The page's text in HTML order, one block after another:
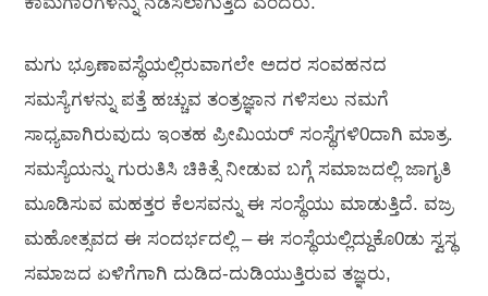
ಮಗು ಭ್ರೂಣಾವಸ್ಥೆಯಲ್ಲಿರುವಾಗಲೇ ಅದರ ಸಂವಹನದ
ಸಮಸ್ಯೆಗಳನ್ನು ಪತ್ತೆ ಹಚ್ಚುವ ತಂತ್ರಜ್ಞಾನ ಗಳಿಸಲು ನಮಗೆ
ಸಾಧ್ಯವಾಗಿರುವುದು ಇಂತಹ ಪ್ರೀಮಿಯರ್ ಸಂಸ್ಥೆಗಳಿ0ದಾಗಿ ಮಾತ್ರ.
ಸಮಸ್ಯೆಯನ್ನು ಗುರುತಿಸಿ ಚಿಕಿತ್ಸೆ ನೀಡುವ ಬಗ್ಗೆ ಸಮಾಜದಲ್ಲಿ ಜಾಗೃತಿ
ಮೂಡಿಸುವ ಮಹತ್ತರ ಕೆಲಸವನ್ನು ಈ ಸಂಸ್ಥೆಯು ಮಾಡುತ್ತಿದೆ. ವಜ್ರ
ಮಹೋತ್ಸವದ ಈ ಸಂದರ್ಭದಲ್ಲಿ – ಈ ಸಂಸ್ಥೆಯಲ್ಲಿದ್ದುಕೊ0ಡು ಸ್ವಸ್ಥ
ಸಮಾಜದ ಏಳಿಗೆಗಾಗಿ ದುಡಿದ-ದುಡಿಯುತ್ತಿರುವ ತಜ್ಞರು,